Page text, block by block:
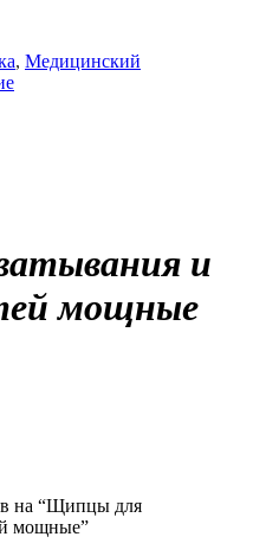
, Медицинский
и
мощные
на “Щипцы для
мощные”